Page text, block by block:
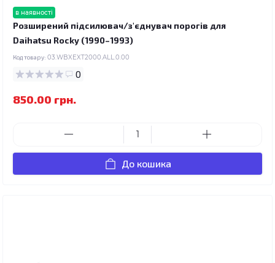
в наявності
Розширений підсилювач/з'єднувач порогів для
Daihatsu Rocky (1990–1993)
Код товару: 03.WBXEXT2000.ALL.0.00
0
850.00 грн.
До кошика